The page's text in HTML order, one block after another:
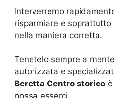
Interverremo
risparmiare e soprattutto
nella maniera corretta.
Tenetelo sempre a
autorizzata e
Beretta Centro storico
possa esserci.